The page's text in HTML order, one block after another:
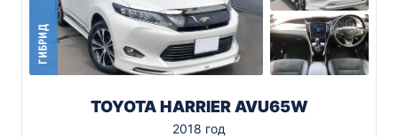
ГИБРИД
TOYOTA HARRIER AVU65W
2018 год